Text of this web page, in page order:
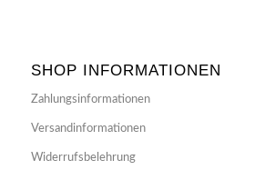
SHOP INFORMATIONEN
Zahlungsinformationen
Versandinformationen
Widerrufsbelehrung